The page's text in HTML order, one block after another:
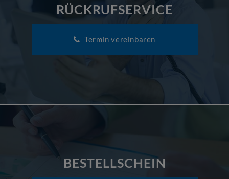
RÜCKRUFSERVICE
Termin vereinbaren
BESTELLSCHEIN